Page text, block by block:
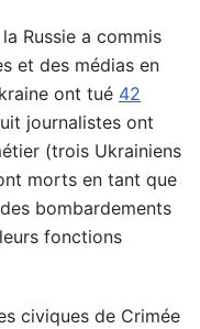
Russie a commis
et des médias en
ont tué 42
journalistes ont
(trois Ukrainiens
morts en tant que
bombardements
fonctions
civiques de Crimée